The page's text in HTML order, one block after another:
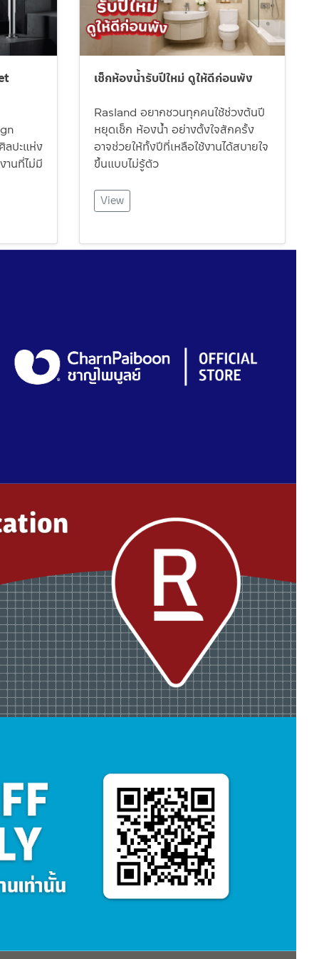
ปะแห่ง
านที่ไม่มี
เช็กห้องน้ำรับปีใหม่ ดูให้ดีก่อนพัง
Rasland อยากชวนทุกคนใช้ช่วงต้นปี
หยุดเช็ก ห้องน้ำ อย่างตั้งใจสักครั้ง
อาจช่วยให้ทั้งปีที่เหลือใช้งานได้สบายใจ
ขึ้นแบบไม่รู้ตัว
View